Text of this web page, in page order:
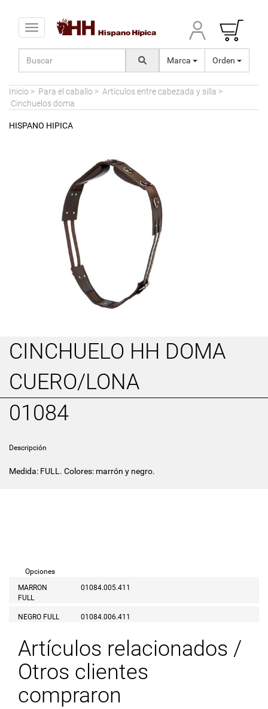
Toggle navigation
Marca Orden
Inicio > Para el caballo > Artículos entre cabezada y silla >
Cinchuelos doma
HISPANO HIPICA
CINCHUELO HH DOMA
CUERO/LONA
01084
Descripción
Medida: FULL. Colores: marrón y negro.
Opciones
MARRON
FULL
01084.005.411
NEGRO FULL 01084.006.411
Artículos relacionados /
Otros clientes
compraron